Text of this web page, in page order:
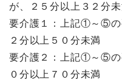
が、２５分以上３２分
要介護１：上記①～⑤の
２分以上５０分未満
要介護２：上記①～⑤の
０分以上７０分未満